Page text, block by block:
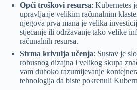
Opći troškovi resursa: Kubernetes
upravljanje velikim računalnim
njegova prva mana je velika
stjecanje ili održavanje tako velike
računalnih resursa.
Strma krivulja učenja: Sustav je
robusnog dizajna i velikog skupa
vam duboko razumijevanje
tehnologija da biste pokrenuli